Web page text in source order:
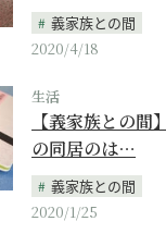
義家族との間
2020/4/18
生活
【義家族との間
の同居のは…
義家族との間
2020/1/25